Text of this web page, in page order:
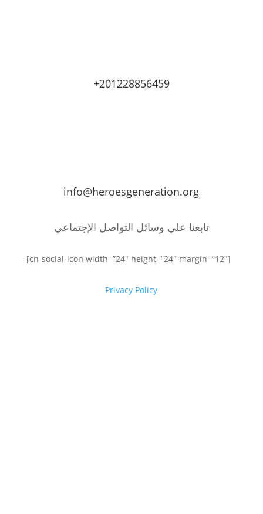
+201228856459
info@heroesgeneration.org
تابعنا علي وسائل التواصل الإجتماعي
[cn-social-icon width=”24″ height=”24″ margin=”12″]
Privacy Policy